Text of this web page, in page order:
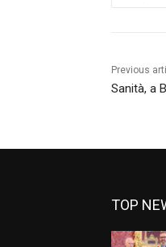
Previous
Sanità, a
TOP